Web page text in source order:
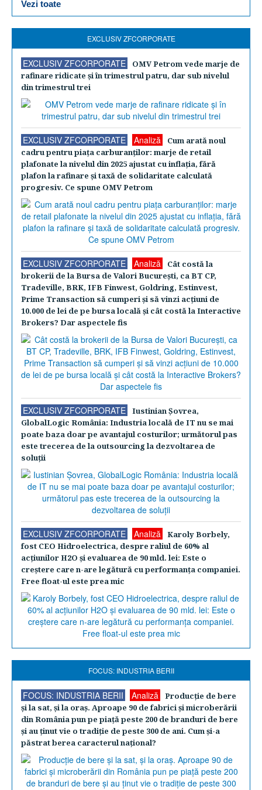
Vezi toate
EXCLUSIV ZFCORPORATE
EXCLUSIV ZFCORPORATE
OMV Petrom vede marje de
rafinare ridicate şi în trimestrul patru, dar sub nivelul
din trimestrul trei
EXCLUSIV ZFCORPORATE Analiză
Cum arată noul
cadru pentru piaţa carburanţilor: marje de retail
plafonate la nivelul din 2025 ajustat cu inflaţia, fără
plafon la rafinare şi taxă de solidaritate calculată
progresiv. Ce spune OMV Petrom
EXCLUSIV ZFCORPORATE Analiză
Cât costă la
brokerii de la Bursa de Valori Bucureşti, ca BT CP,
Tradeville, BRK, IFB Finwest, Goldring, Estinvest,
Prime Transaction să cumperi şi să vinzi acţiuni de
10.000 de lei de pe bursa locală şi cât costă la Interactive
Brokers? Dar aspectele fis
EXCLUSIV ZFCORPORATE
Iustinian Şovrea,
GlobalLogic România: Industria locală de IT nu se mai
poate baza doar pe avantajul costurilor; următorul pas
este trecerea de la outsourcing la dezvoltarea de
soluţii
EXCLUSIV ZFCORPORATE Analiză
Karoly Borbely,
fost CEO Hidroelectrica, despre raliul de 60% al
acţiunilor H2O şi evaluarea de 90 mld. lei: Este o
creştere care n-are legătură cu performanţa companiei.
Free float-ul este prea mic
FOCUS: INDUSTRIA BERII
FOCUS: INDUSTRIA BERII Analiză
Producţie de bere
şi la sat, şi la oraş. Aproape 90 de fabrici şi microberării
din România pun pe piaţă peste 200 de branduri de bere
şi au ţinut vie o tradiţie de peste 300 de ani. Cum şi-a
păstrat berea caracterul naţional?